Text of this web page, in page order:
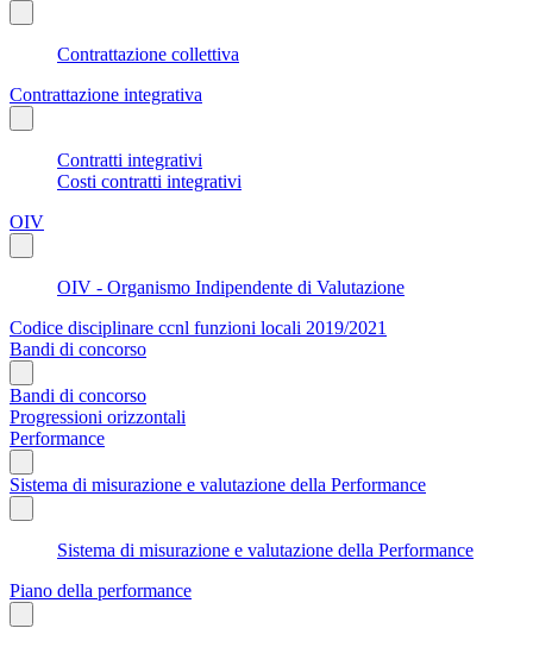
Contrattazione collettiva
Contrattazione integrativa
Contratti integrativi
Costi contratti integrativi
OIV
OIV - Organismo Indipendente di Valutazione
Codice disciplinare ccnl funzioni locali 2019/2021
Bandi di concorso
Bandi di concorso
Progressioni orizzontali
Performance
Sistema di misurazione e valutazione della Performance
Sistema di misurazione e valutazione della Performance
Piano della performance